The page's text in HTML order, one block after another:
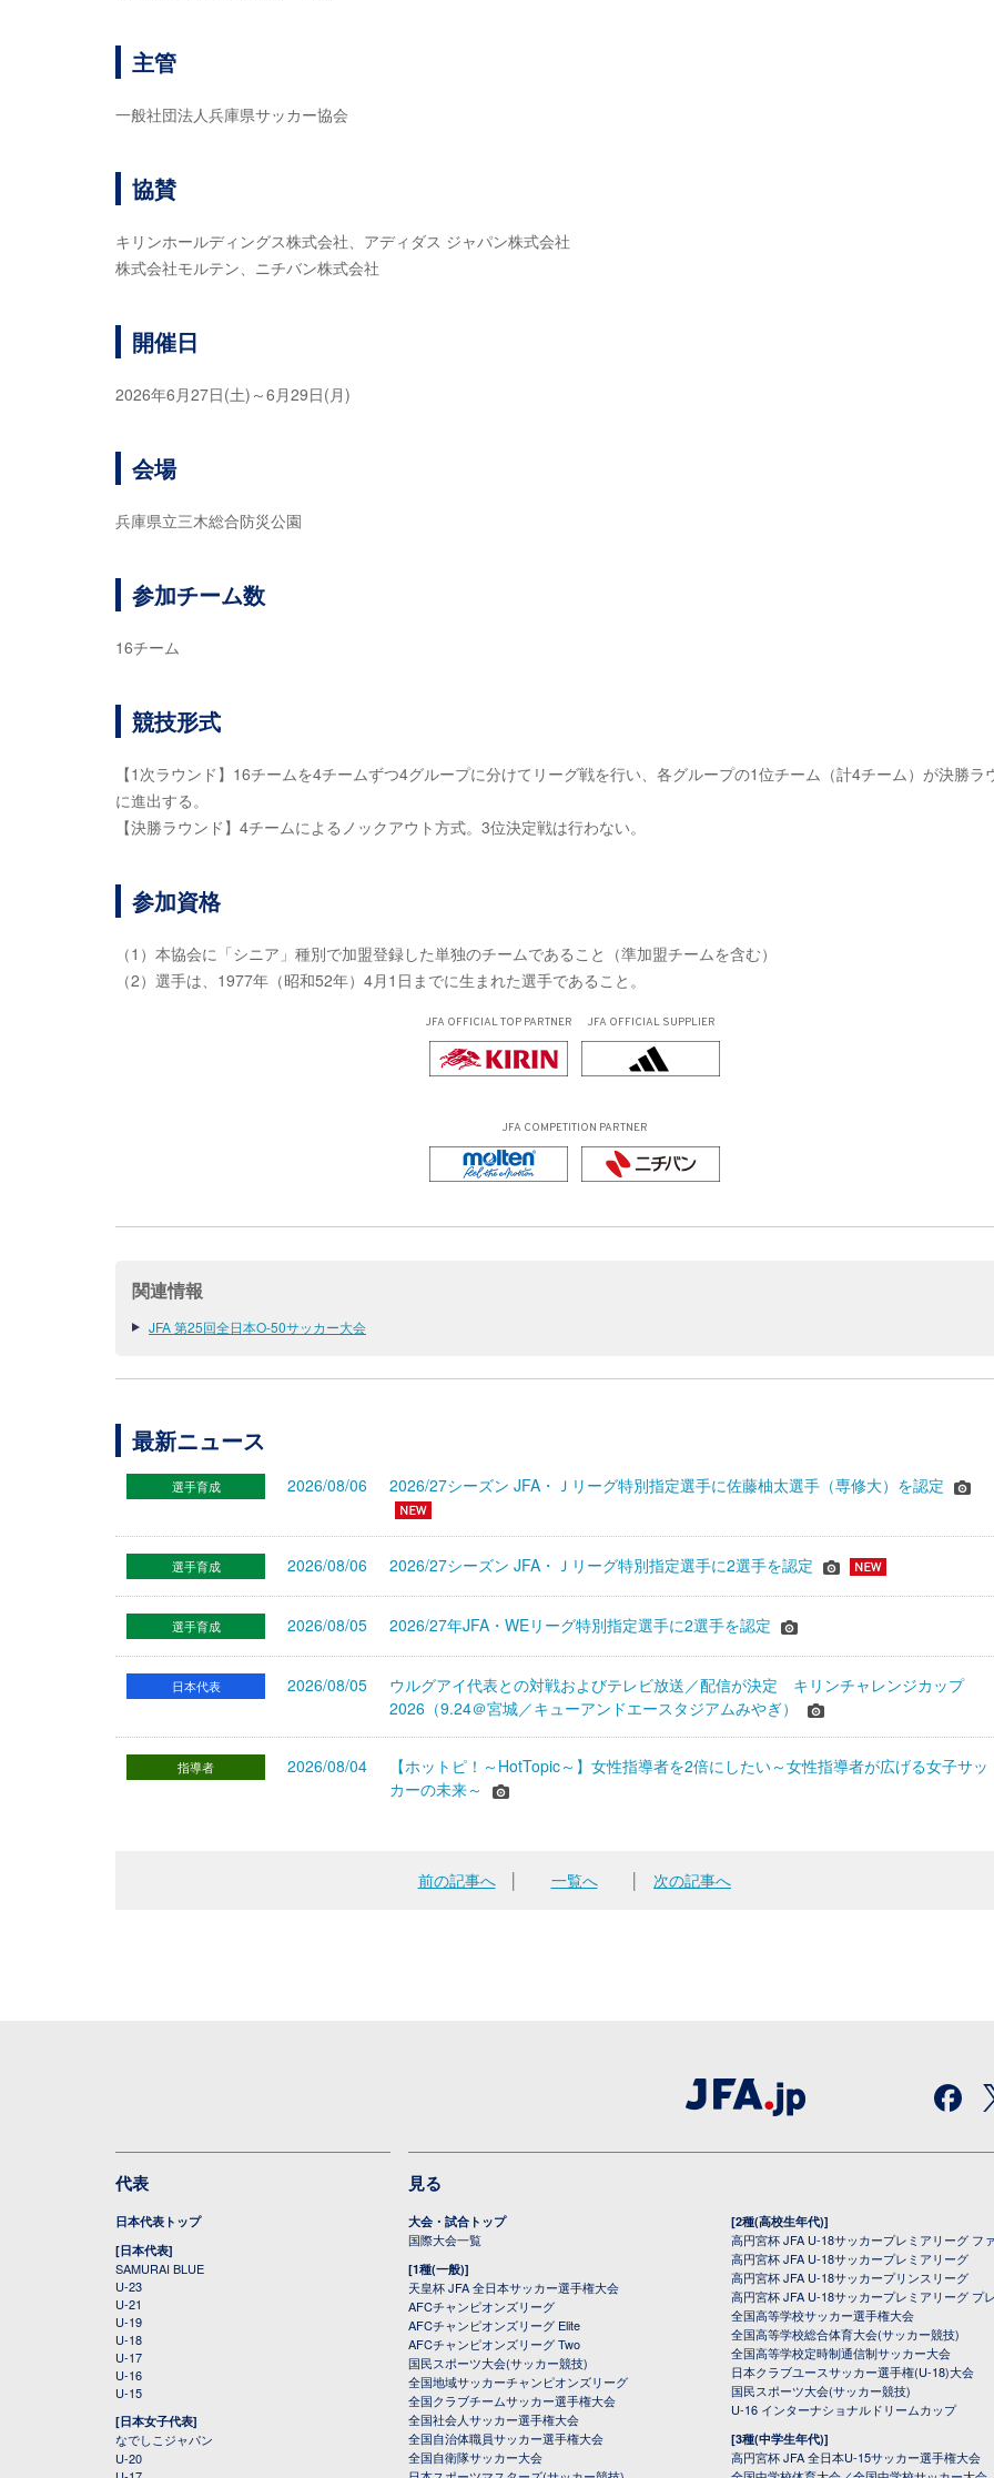
主管
一般社団法人兵庫県サッカー協会
協賛
キリンホールディングス株式会社、アディダス ジャパン株式会社
株式会社モルテン、ニチバン株式会社
開催日
2026年6月27日(土)～6月29日(月)
会場
兵庫県立三木総合防災公園
参加チーム数
16チーム
競技形式
【1次ラウンド】16チームを4チームずつ4グループに分けてリーグ戦を行い、各グループの1位チーム（計4チーム）が決勝ラ
に進出する。
【決勝ラウンド】4チームによるノックアウト方式。3位決定戦は行わない。
参加資格
（1）本協会に「シニア」種別で加盟登録した単独のチームであること（準加盟チームを含む）
（2）選手は、1977年（昭和52年）4月1日までに生まれた選手であること。
JFA OFFICIALTOP PARTNER JFA OFFICIAL SUPPLIER
JFA COMPETITION PARTNER
関連情報
JFA 第25回全日本O-50サッカー大会
最新ニュース
選手育成 2026/08/06 2026/27シーズン JFA・Ｊリーグ特別指定選手に佐藤柚太選手（専修大）を認定
選手育成 2026/08/06 2026/27シーズン JFA・Ｊリーグ特別指定選手に2選手を認定
選手育成 2026/08/05 2026/27年JFA・WEリーグ特別指定選手に2選手を認定
日本代表 2026/08/05
ウルグアイ代表との対戦およびテレビ放送／配信が決定 キリンチャレンジカップ
2026（9.24＠宮城／キューアンドエースタジアムみやぎ）
指導者 2026/08/04
【ホットピ！～HotTopic～】女性指導者を2倍にしたい～女性指導者が広げる女子サッ
カーの未来～
前の記事へ│ 一覧へ 次の記事へ
代表
日本代表トップ
[日本代表]
SAMURAI BLUE
U-23
U-21
U-19
U-18
U-17
U-16
U-15
[日本女子代表]
なでしこジャパン
U-20
見る
大会・試合トップ
国際大会一覧
[1種(一般)]
天皇杯 JFA 全日本サッカー選手権大会
AFCチャンピオンズリーグ
AFCチャンピオンズリーグ Elite
AFCチャンピオンズリーグ Two
国民スポーツ大会(サッカー競技)
全国地域サッカーチャンピオンズリーグ
全国クラブチームサッカー選手権大会
全国社会人サッカー選手権大会
全国自治体職員サッカー選手権大会
全国自衛隊サッカー大会
[2種(高校生年代)]
高円宮杯 JFA U-18サッカープレミアリーグ フ
高円宮杯 JFA U-18サッカープレミアリーグ
高円宮杯 JFA U-18サッカープリンスリーグ
高円宮杯 JFA U-18サッカープレミアリーグ プ
全国高等学校サッカー選手権大会
全国高等学校総合体育大会(サッカー競技)
全国高等学校定時制通信制サッカー大会
日本クラブユースサッカー選手権(U-18)大会
国民スポーツ大会(サッカー競技)
U-16 インターナショナルドリームカップ
[3種(中学生年代)]
高円宮杯 JFA 全日本U-15サッカー選手権大会